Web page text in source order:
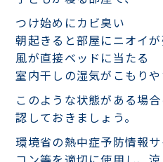
つけ始めにカビ臭い
朝起きると部屋にニオイが
風が直接ベッドに当たる
室内干しの湿気がこもり
このような状態がある場
認しておきましょう。
環境省の熱中症予防情報